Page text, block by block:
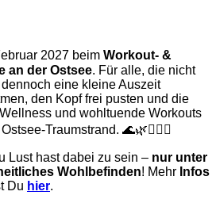
2027 beim Workout- &
an der Ostsee. Für alle, die nicht
eine kleine Auszeit
den Kopf frei pusten und die
und wohltuende Workouts
Traumstrand. 🌊🌿💆🏽‍♀️
Lust hast dabei zu sein – nur unter
Wohlbefinden! Mehr Infos
Du hier.